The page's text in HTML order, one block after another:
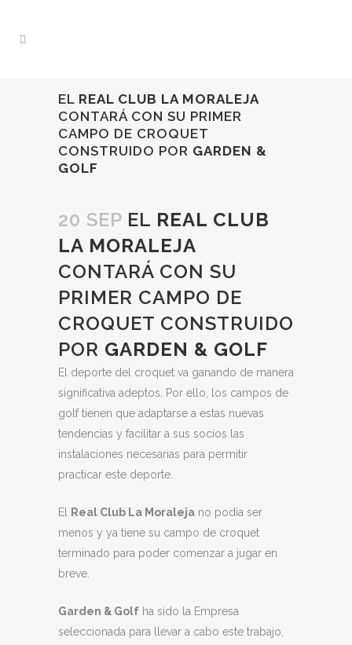
EL REAL CLUB LA MORALEJA
CONTARÁ CON SU PRIMER
CAMPO DE CROQUET
CONSTRUIDO POR GARDEN &
GOLF
20 SEP EL REAL CLUB
LA MORALEJA
CONTARÁ CON SU
PRIMER CAMPO DE
CROQUET CONSTRUIDO
POR GARDEN & GOLF
El deporte del croquet va ganando de manera
significativa adeptos. Por ello, los campos de
golf tienen que adaptarse a estas nuevas
tendencias y facilitar a sus socios las
instalaciones necesarias para permitir
practicar este deporte.
El Real Club La Moraleja no podía ser
menos y ya tiene su campo de croquet
terminado para poder comenzar a jugar en
breve.
Garden & Golf ha sido la Empresa
seleccionada para llevar a cabo este trabajo,